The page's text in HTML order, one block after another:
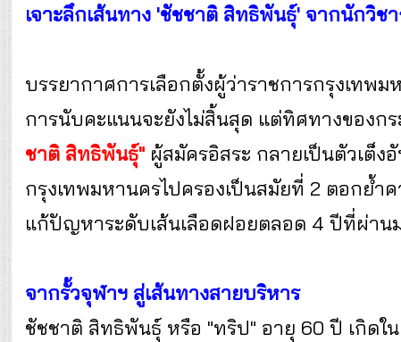
เจาะลึกเส้นทาง 'ชัชชาติ สิทธิพันธุ์' จากนักวิช
บรรยากาศการเลือกตั้งผู้ว่าราชการกรุงเทพ
การนับคะแนนจะยังไม่สิ้นสุด แต่ทิศทางของก
ชาติ สิทธิพันธุ์" ผู้สมัครอิสระ กลายเป็นตัวเต็
กรุงเทพมหานครไปครองเป็นสมัยที่ 2 ตอกย้ำ
แก้ปัญหาระดับเส้นเลือดฝอยตลอด 4 ปีที่ผ่าน
จากรั้วจุฬาฯ สู่เส้นทางสายบริหาร
ชัชชาติ สิทธิพันธุ์ หรือ "ทริป" อายุ 60 ปี เกิดใ